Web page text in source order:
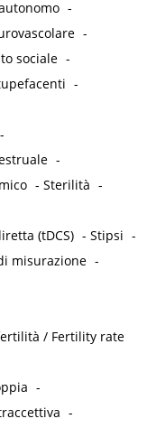
-
-
sociale -
-
-
-
-Sterilità -
(tDCS) -Stipsi -
misurazione -
/ Fertility rate
-
-